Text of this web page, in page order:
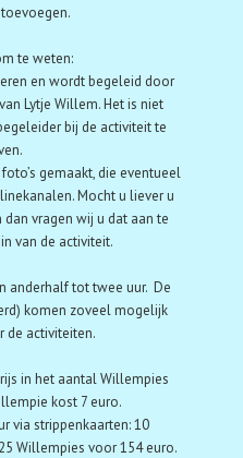
te weten:
en wordt begeleid door
Lytje Willem. Het is niet
bij de activiteit te
gemaakt, die eventueel
Mocht u liever u
vragen wij u dat aan te
van de activiteit.
anderhalf tot twee uur. De
komen zoveel mogelijk
de activiteiten.
in het aantal Willempies
kost 7 euro.
via strippenkaarten:10
Willempies voor 154 euro.